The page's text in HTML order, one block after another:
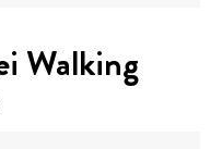
Walking